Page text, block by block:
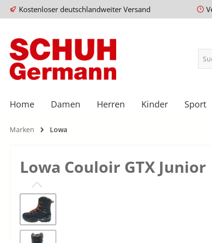
Kostenloser deutschlandweiter Versand
Home Damen Herren Kinder Sport
Marken Lowa
Lowa Couloir GTX Junior